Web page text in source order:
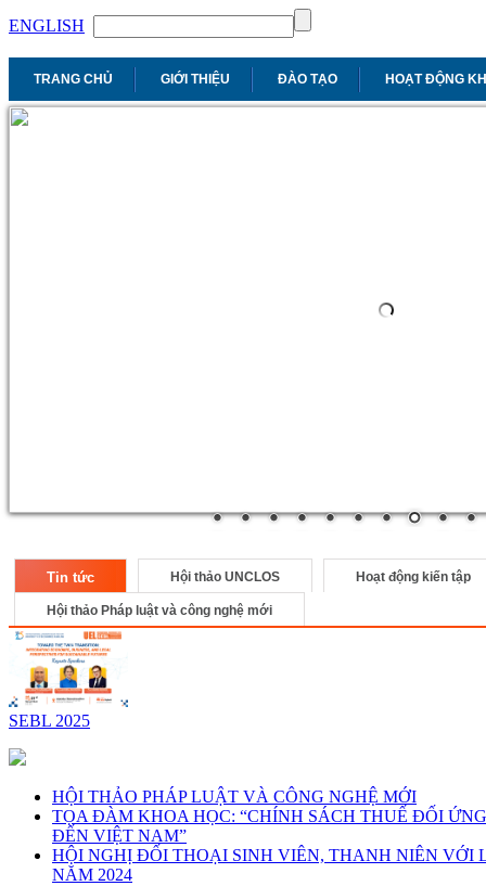
ENGLISH
TRANG CHỦ GIỚI THIỆU ĐÀO TẠO HOẠT ĐỘNG
Tin tức Hội thảo UNCLOS Hoạt động kiến tập
Hội thảo Pháp luật và công nghệ mới
SEBL 2025
HỘI THẢO PHÁP LUẬT VÀ CÔNG NGHỆ MỚI
TỌA ĐÀM KHOA HỌC: “CHÍNH SÁCH THUẾ ĐỐI
ĐẾN VIỆT NAM”
HỘI NGHỊ ĐỐI THOẠI SINH VIÊN, THANH NIÊN
NĂM 2024